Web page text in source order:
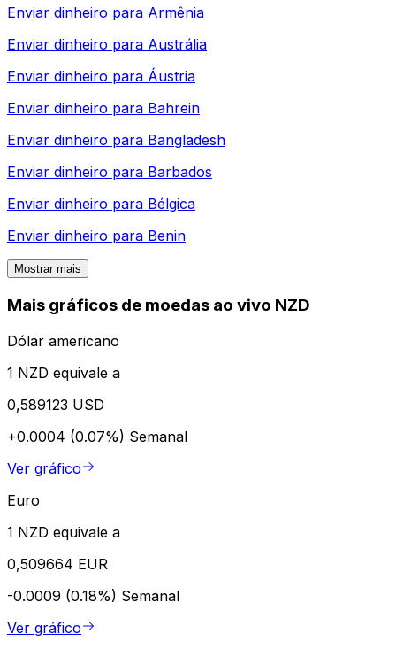
Enviar dinheiro para Armênia
Enviar dinheiro para Austrália
Enviar dinheiro para Áustria
Enviar dinheiro para Bahrein
Enviar dinheiro para Bangladesh
Enviar dinheiro para Barbados
Enviar dinheiro para Bélgica
Enviar dinheiro para Benin
Mostrar mais
Mais gráficos de moedas ao vivo NZD
Dólar americano
1 NZD equivale a
0,589123 USD
+0.0004 (0.07%) Semanal
Ver gráfico
Euro
1 NZD equivale a
0,509664 EUR
-0.0009 (0.18%) Semanal
Ver gráfico